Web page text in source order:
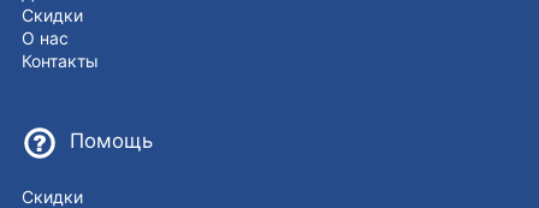
Скидки
О нас
Контакты
Помощь
Скидки